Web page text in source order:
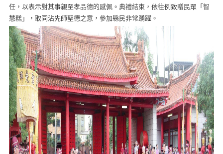
任，以表示對其事親至孝品德的感佩。典禮結束，依往例致贈民眾「智
慧糕」，取同沾先師聖德之意，參加縣民非常踴躍。